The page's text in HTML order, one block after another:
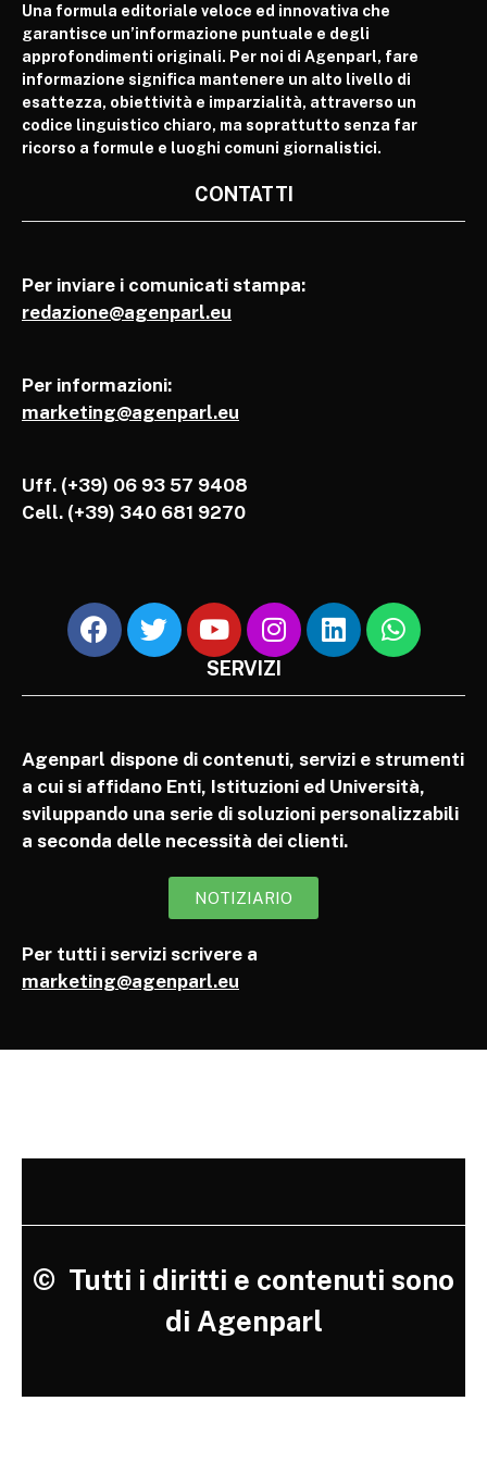
Una formula editoriale veloce ed innovativa che
garantisce un’informazione puntuale e degli
approfondimenti originali. Per noi di Agenparl, fare
informazione significa mantenere un alto livello di
esattezza, obiettività e imparzialità, attraverso un
codice linguistico chiaro, ma soprattutto senza far
ricorso a formule e luoghi comuni giornalistici.
CONTATTI
Per inviare i comunicati stampa:
redazione@agenparl.eu
Per informazioni:
marketing@agenparl.eu
Uff. (+39) 06 93 57 9408
Cell. (+39) 340 681 9270
SERVIZI
Agenparl dispone di contenuti, servizi e strumenti
a cui si affidano Enti, Istituzioni ed Università,
sviluppando una serie di soluzioni personalizzabili
a seconda delle necessità dei clienti.
NOTIZIARIO
Per tutti i servizi scrivere a
marketing@agenparl.eu
© Tutti i diritti e contenuti sono
di Agenparl